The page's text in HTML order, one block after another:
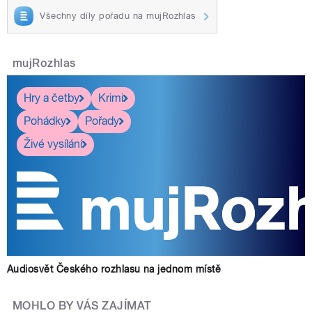
Všechny díly pořadu na mujRozhlas
mujRozhlas
Hry a četby
Krimi
Pohádky
Pořady
Živé vysílání
Audiosvět Českého rozhlasu na jednom místě
MOHLO BY VÁS ZAJÍMAT